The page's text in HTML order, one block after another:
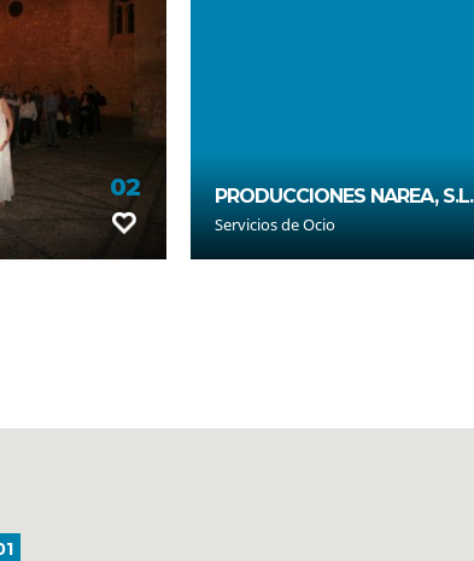
02 PRODUCCIONES NAREA, S.L.
Servicios de Ocio